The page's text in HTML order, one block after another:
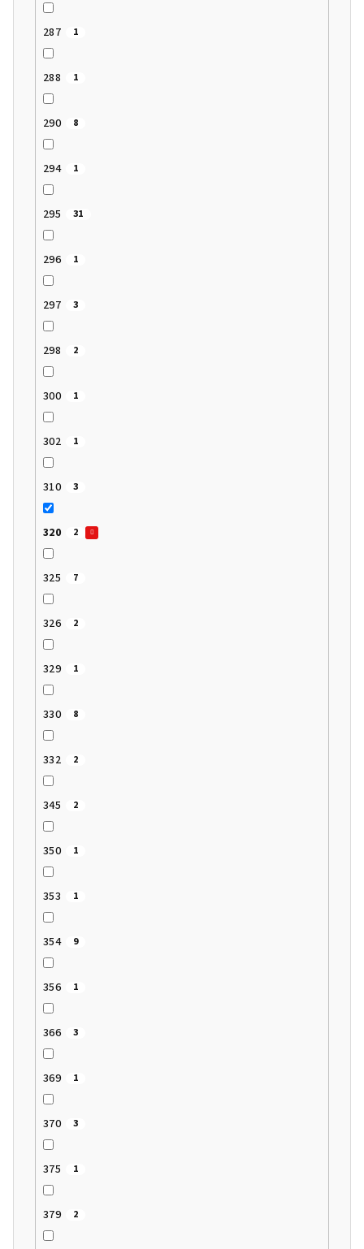
287 1
288 1
290 8
294 1
295 31
296 1
297 3
298 2
300 1
302 1
310 3
320 2
325 7
326 2
329 1
330 8
332 2
345 2
350 1
353 1
354 9
356 1
366 3
369 1
370 3
375 1
379 2